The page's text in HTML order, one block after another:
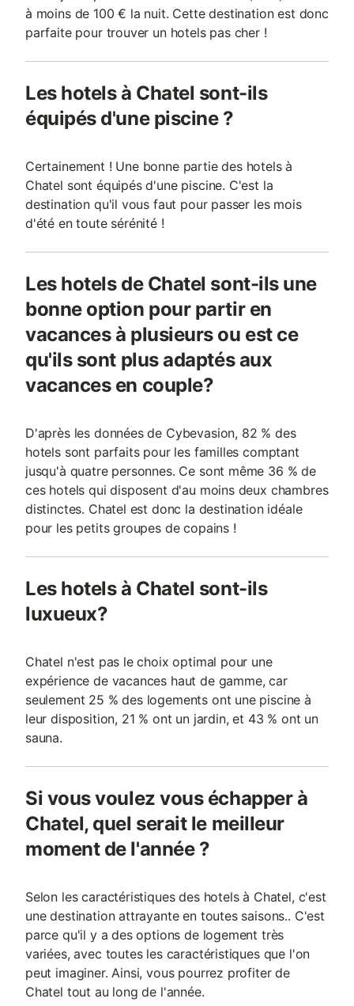
à moins de 100 € la nuit. Cette destination est donc
parfaite pour trouver un hotels pas cher !
Les hotels à Chatel sont-ils
équipés d'une piscine ?
Certainement ! Une bonne partie des hotels à
Chatel sont équipés d'une piscine. C'est la
destination qu'il vous faut pour passer les mois
d'été en toute sérénité !
Les hotels de Chatel sont-ils une
bonne option pour partir en
vacances à plusieurs ou est ce
qu'ils sont plus adaptés aux
vacances en couple?
D'après les données de Cybevasion, 82 % des
hotels sont parfaits pour les familles comptant
jusqu'à quatre personnes. Ce sont même 36 % de
ces hotels qui disposent d'au moins deux chambres
distinctes. Chatel est donc la destination idéale
pour les petits groupes de copains !
Les hotels à Chatel sont-ils
luxueux?
Chatel n'est pas le choix optimal pour une
expérience de vacances haut de gamme, car
seulement 25 % des logements ont une piscine à
leur disposition, 21 % ont un jardin, et 43 % ont un
sauna.
Si vous voulez vous échapper à
Chatel, quel serait le meilleur
moment de l'année ?
Selon les caractéristiques des hotels à Chatel, c'est
une destination attrayante en toutes saisons.. C'est
parce qu'il y a des options de logement très
variées, avec toutes les caractéristiques que l'on
peut imaginer. Ainsi, vous pourrez profiter de
Chatel tout au long de l'année.